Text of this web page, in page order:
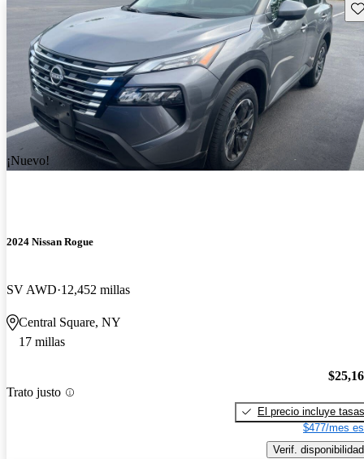
¡Nuevo!
2024 Nissan Rogue
SV AWD 12,452 millas
Central Square, NY
17 millas
Trato justo
El precio incluye tasas
$477/mes
Verif. disponibilidad